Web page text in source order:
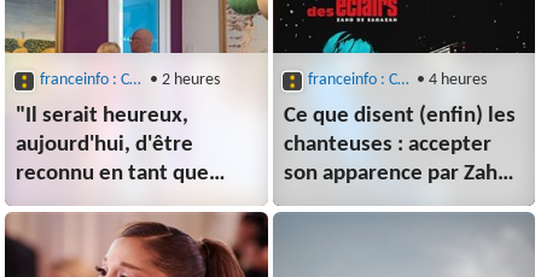
franceinfo : Culture : Musique • 2 heures
"Il serait heureux,
aujourd'hui, d'être
reconnu en tant que
peintre" : Nino Ferrer
dévoilé sous un autre
jour au musée Henri-
franceinfo : Culture : Musique • 4 heures
Ce que disent (enfin) les
chanteuses : accepter
son apparence par Zaho
de Sagazan